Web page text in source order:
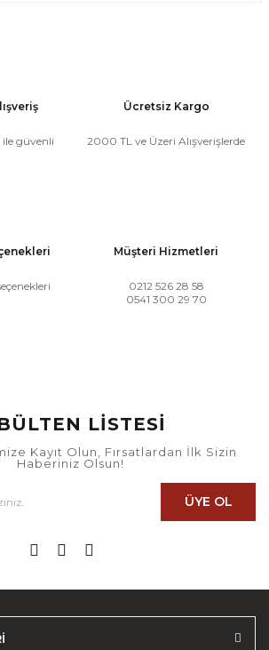
ile güvenli
Ücretsiz Kargo
2000 TL ve Üzeri Alışverişlerde
Müşteri Hizmetleri
0212 526 28 58
0541 300 29 70
LİSTESİ
Kayıt Olun, Fırsatlardan İlk Sizin
Haberiniz Olsun!
ÜYE OL